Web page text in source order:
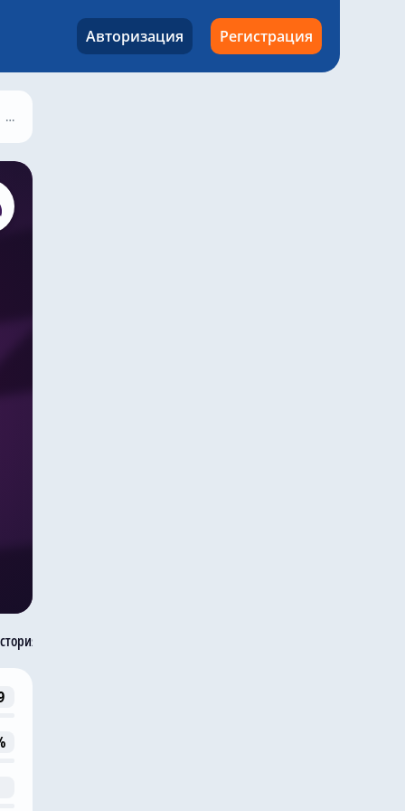
Авторизация Регистрация
Кристал Пэлас – Фулхэм, 23 сентября 2023
встреч